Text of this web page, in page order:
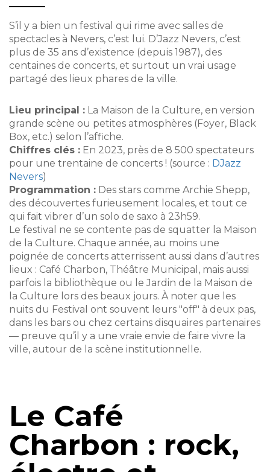
S’il y a bien un festival qui rime avec salles de
spectacles à Nevers, c’est lui. D’Jazz Nevers, c’est
plus de 35 ans d’existence (depuis 1987), des
centaines de concerts, et surtout un vrai usage
partagé des lieux phares de la ville.
Lieu principal : La Maison de la Culture, en version
grande scène ou petites atmosphères (Foyer, Black
Box, etc.) selon l’affiche.
Chiffres clés : En 2023, près de 8 500 spectateurs
pour une trentaine de concerts ! (source : DJazz
Nevers)
Programmation : Des stars comme Archie Shepp,
des découvertes furieusement locales, et tout ce
qui fait vibrer d’un solo de saxo à 23h59.
Le festival ne se contente pas de squatter la Maison
de la Culture. Chaque année, au moins une
poignée de concerts atterrissent aussi dans d’autres
lieux : Café Charbon, Théâtre Municipal, mais aussi
parfois la bibliothèque ou le Jardin de la Maison de
la Culture lors des beaux jours. À noter que les
nuits du Festival ont souvent leurs "off" à deux pas,
dans les bars ou chez certains disquaires partenaires
— preuve qu’il y a une vraie envie de faire vivre la
ville, autour de la scène institutionnelle.
Le Café
Charbon : rock,